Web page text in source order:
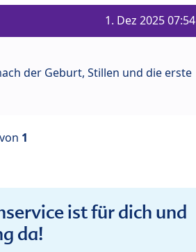
1. Dez 2025 07:54
der Geburt, Stillen und die erste
von 1
ist für dich und
da!